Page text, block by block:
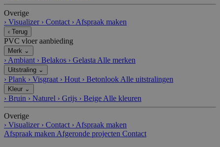
Overige
› Visualizer › Contact › Afspraak maken
‹ Terug
PVC vloer aanbieding
Merk ⌄
› Ambiant › Belakos › Gelasta Alle merken
Uitstraling ⌄
› Plank › Visgraat › Hout › Betonlook Alle uitstralingen
Kleur ⌄
› Bruin › Naturel › Grijs › Beige Alle kleuren
Overige
› Visualizer › Contact › Afspraak maken
Afspraak maken Afgeronde projecten Contact